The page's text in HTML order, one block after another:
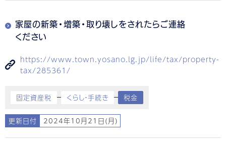
家屋の新築・増築・取り壊しをされたらご連絡
ください
https://www.town.yosano.lg.jp/life/tax/property-
tax/285361/
固定資産税 くらし・手続き 税金
更新日付 2024年10月21日(月)